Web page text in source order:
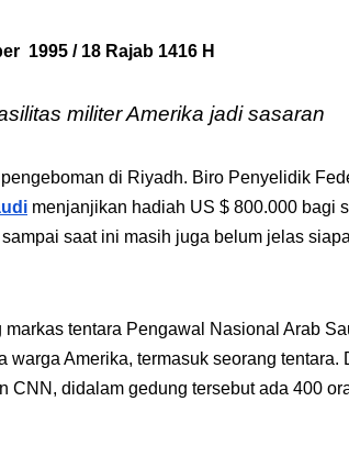
1995 / 18 Rajab 1416 H
militer Amerika jadi sasaran
di Riyadh. Biro Penyelidik
menjanjikan hadiah US $ 800.000 bagi
saat ini masih juga belum jelas
tentara Pengawal Nasional Arab
Amerika, termasuk seorang tentara.
CNN, didalam gedung tersebut ada 400